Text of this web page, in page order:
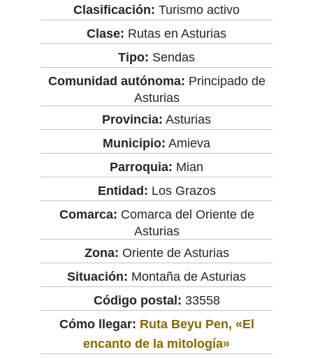
Clasificación: Turismo activo
Clase: Rutas en Asturias
Tipo: Sendas
Comunidad autónoma: Principado de
Asturias
Provincia: Asturias
Municipio: Amieva
Parroquia: Mian
Entidad: Los Grazos
Comarca: Comarca del Oriente de
Asturias
Zona: Oriente de Asturias
Situación: Montaña de Asturias
Código postal: 33558
Cómo llegar: Ruta Beyu Pen, «El
encanto de la mitología»